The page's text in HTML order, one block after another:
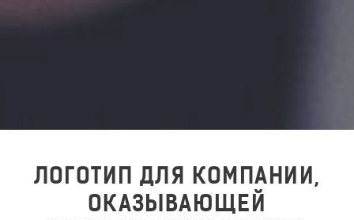
ЛОГОТИП ДЛЯ КОМПАНИИ,
ОКАЗЫВАЮЩЕЙ